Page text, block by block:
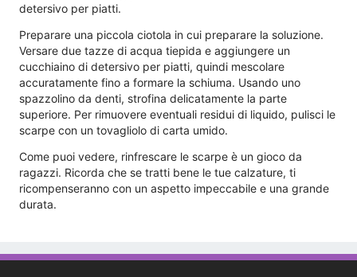
detersivo per piatti.
Preparare una piccola ciotola in cui preparare la soluzione.
Versare due tazze di acqua tiepida e aggiungere un
cucchiaino di detersivo per piatti, quindi mescolare
accuratamente fino a formare la schiuma. Usando uno
spazzolino da denti, strofina delicatamente la parte
superiore. Per rimuovere eventuali residui di liquido, pulisci le
scarpe con un tovagliolo di carta umido.
Come puoi vedere, rinfrescare le scarpe è un gioco da
ragazzi. Ricorda che se tratti bene le tue calzature, ti
ricompenseranno con un aspetto impeccabile e una grande
durata.